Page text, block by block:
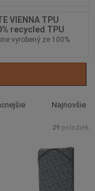
VIENNA TPU
recycled TPU
vyrobený ze 100%
Najnovšie
29 položiek